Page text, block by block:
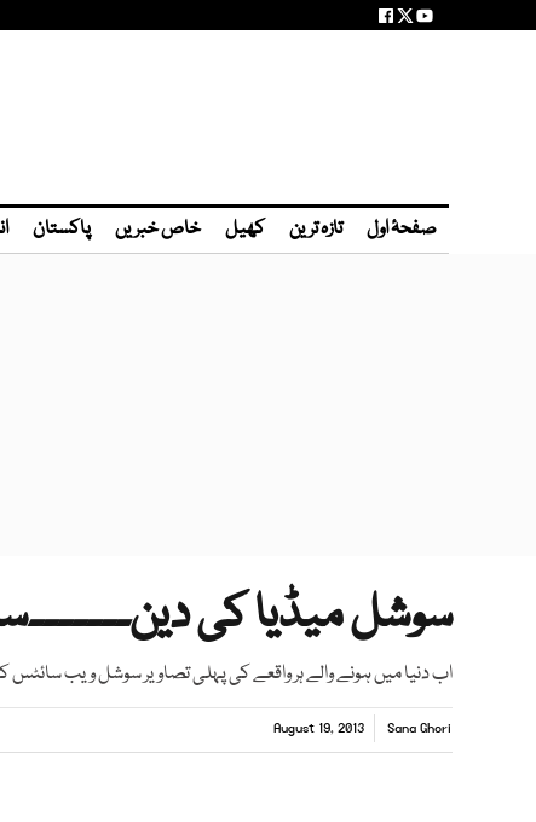
صفحۂ اول تازہ ترین کھیل خاص خبریں پاکستان
سوشل میڈیا کی
اب دنیا میں ہونے والے ہر واقعے کی پہلی تصاویر سوشل ویب سائٹس
Sana Ghori
August 19, 2013